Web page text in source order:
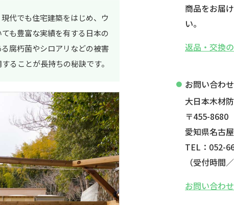
代でも住宅建築をはじめ、ウ
も豊富な実績を有する日本の
腐朽菌やシロアリなどの被害
ることが長持ちの秘訣です。
商品をお届
い。
返品・交換
お問い合わせ
大日本木材
〒455-8680
愛知県名古
TEL：052-
（受付時間
お問い合わ